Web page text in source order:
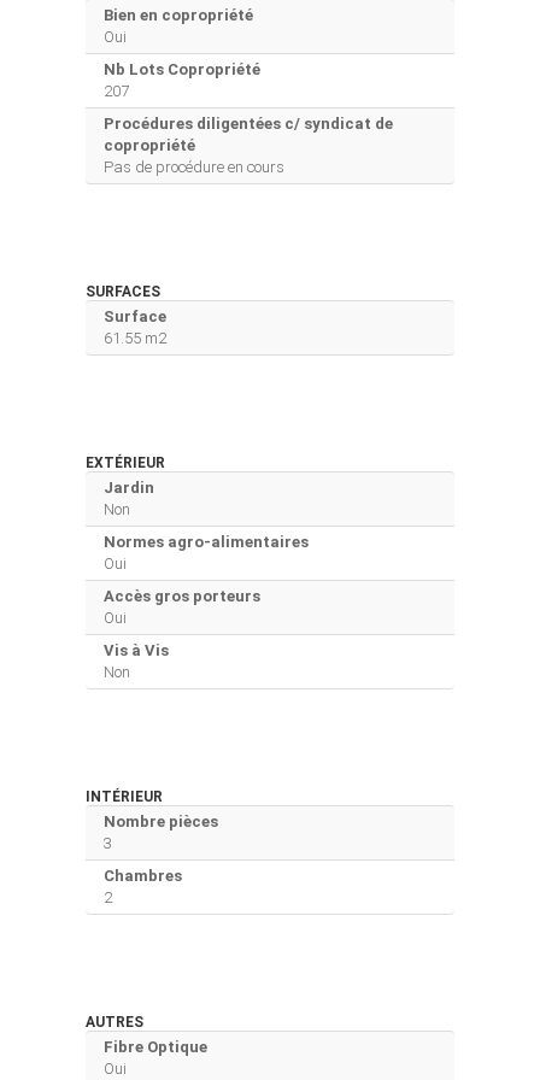
Bien en copropriété
Oui
Nb Lots Copropriété
207
Procédures diligentées c/ syndicat de
copropriété
Pas de procédure en cours
SURFACES
Surface
61.55 m2
EXTÉRIEUR
Jardin
Non
Normes agro-alimentaires
Oui
Accès gros porteurs
Oui
Vis à Vis
Non
INTÉRIEUR
Nombre pièces
3
Chambres
2
AUTRES
Fibre Optique
Oui